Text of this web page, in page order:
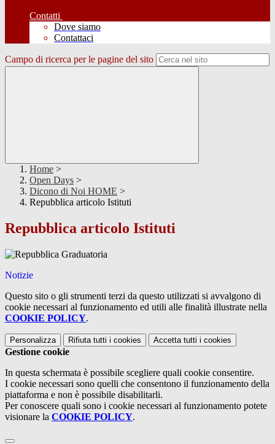
Contatti
Dove siamo
Contattaci
Campo di ricerca per le pagine del sito
Home >
Open Days >
Dicono di Noi HOME >
Repubblica articolo Istituti
Repubblica articolo Istituti
Notizie
Questo sito o gli strumenti terzi da questo utilizzati si avvalgono di
cookie necessari al funzionamento ed utili alle finalità illustrate nella
COOKIE POLICY.
Personalizza Rifiuta tutti i cookies Accetta tutti i cookies
Gestione cookie
In questa schermata è possibile scegliere quali cookie consentire.
I cookie necessari sono quelli che consentono il funzionamento della
piattaforma e non è possibile disabilitarli.
Per conoscere quali sono i cookie necessari al funzionamento potete
visionare la COOKIE POLICY.